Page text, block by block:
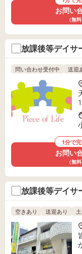
お問い
（無料
放課後等デイ
問い合わせ受付中 送迎
1分で完
お問い
（無料
放課後等デイサ
空きあり 送迎あり